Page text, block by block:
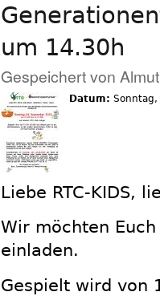
um 14.30h
Gespeichert von
Datum:
Liebe RTC-KIDS,
Wir möchten
einladen.
Gespielt wird von